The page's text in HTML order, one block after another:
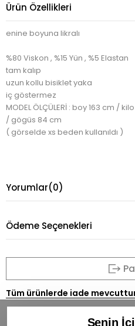
Ürün Özellikleri
enine boyuna likralı
%80 Viskon , %15 Yün , %5 Elastan
tam kalıp
uzun kollu bisiklet yaka
iç göstermez
MODEL ÖLÇÜLERİ : boy 163 cm /
/ gögüs 84 cm
( görselde xs beden kullanıldı )
Yorumlar(0)
Ödeme Seçenekleri
Tüm ürünlerde iade
Senin